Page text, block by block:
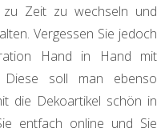
Zeit zu wechseln und
Vergessen Sie jedoch
Hand in Hand mit
Diese soll man ebenso
die Dekoartikel schön in
entfach online und Sie